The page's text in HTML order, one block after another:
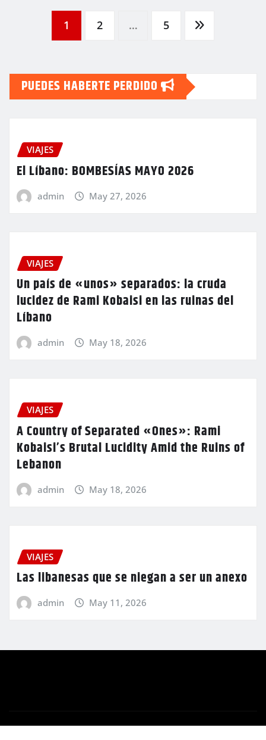
Navegación
entradas
1 2 … 5
PUEDES HABERTE PERDIDO
VIAJES
El Líbano: BOMBESÍAS MAYO 2026
admin May 27, 2026
VIAJES
Un país de «unos» separados: la cruda
lucidez de Rami Kobaisi en las ruinas del
Líbano
admin May 18, 2026
VIAJES
A Country of Separated «Ones»: Rami
Kobaisi’s Brutal Lucidity Amid the Ruins of
Lebanon
admin May 18, 2026
VIAJES
Las libanesas que se niegan a ser un anexo
admin May 11, 2026